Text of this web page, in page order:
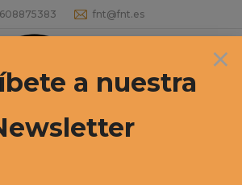
608875383 fnt@fnt.es
×
a nuestra